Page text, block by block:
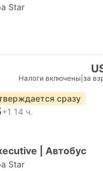
Star
Налоги включены за
сразу
+1 14 ч.
| Автобус
Star